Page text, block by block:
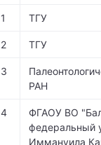
1 ТГУ
2 ТГУ
3
РАН
4
ФГАОУ ВО
федеральный
Иммануила